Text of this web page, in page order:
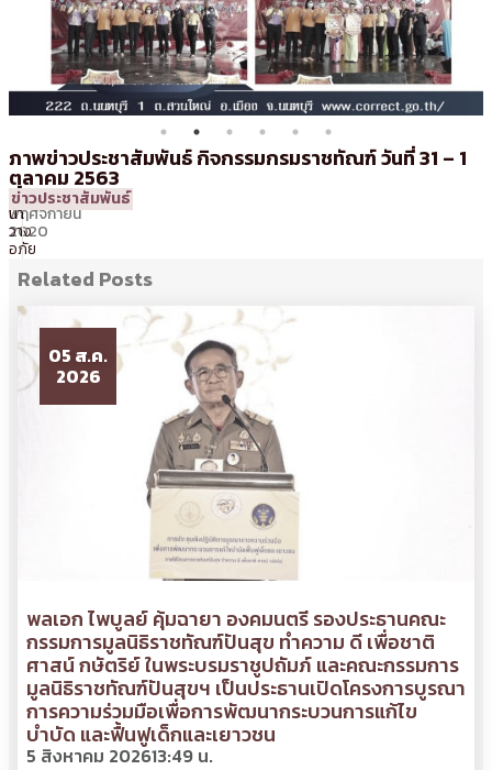
ภาพข่าวประชาสัมพันธ์ กิจกรรมกรมราชทัณฑ์ วันที่ 31 – 1
ตุลาคม 2563
2
พฤศจิกายน
2020
16:50 น.
โดย
สุพรรณ
นา
วาง
อภัย
ข่าวประชาสัมพันธ์
Related Posts
05 ส.ค.
2026
พลเอก ไพบูลย์ คุ้มฉายา องคมนตรี รองประธานคณะ
กรรมการมูลนิธิราชทัณฑ์ปันสุข ทำความ ดี เพื่อชาติ
ศาสน์ กษัตริย์ ในพระบรมราชูปถัมภ์ และคณะกรรมการ
มูลนิธิราชทัณฑ์ปันสุขฯ เป็นประธานเปิดโครงการบูรณา
การความร่วมมือเพื่อการพัฒนากระบวนการแก้ไข
บำบัด และฟื้นฟูเด็กและเยาวชน
5 สิงหาคม 202613:49 น.